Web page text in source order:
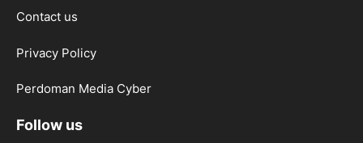
Contact us
Privacy Policy
Perdoman Media Cyber
Follow us